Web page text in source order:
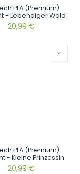
PLA (Premium)
- Lebendiger Wald
20,99 €
PLA (Premium)
- Kleine Prinzessin
20,99 €